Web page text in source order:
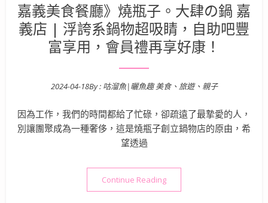
嘉義美食餐廳》燒瓶子。大肆の鍋 嘉
義店 | 浮誇系鍋物超吸睛，自助吧豐
富享用，會員禮再享好康！
Posted on
2024-04-18By : 咕溜魚|曬魚趣 美食、旅遊、親子
因為工作，我們的時間都給了忙碌，卻疏遠了最摯愛的人，
別讓團聚成為一種奢侈，這是燒瓶子創立鍋物店的原由，希
望透過
Continue Reading“嘉義美食餐廳》燒瓶子。大